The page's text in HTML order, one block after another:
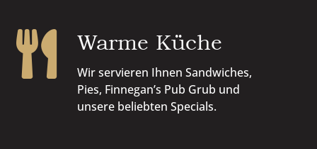
 Warme Küche
Wir servieren Ihnen Sandwiches,
Pies, Finnegan’s Pub Grub und
unsere beliebten Specials.